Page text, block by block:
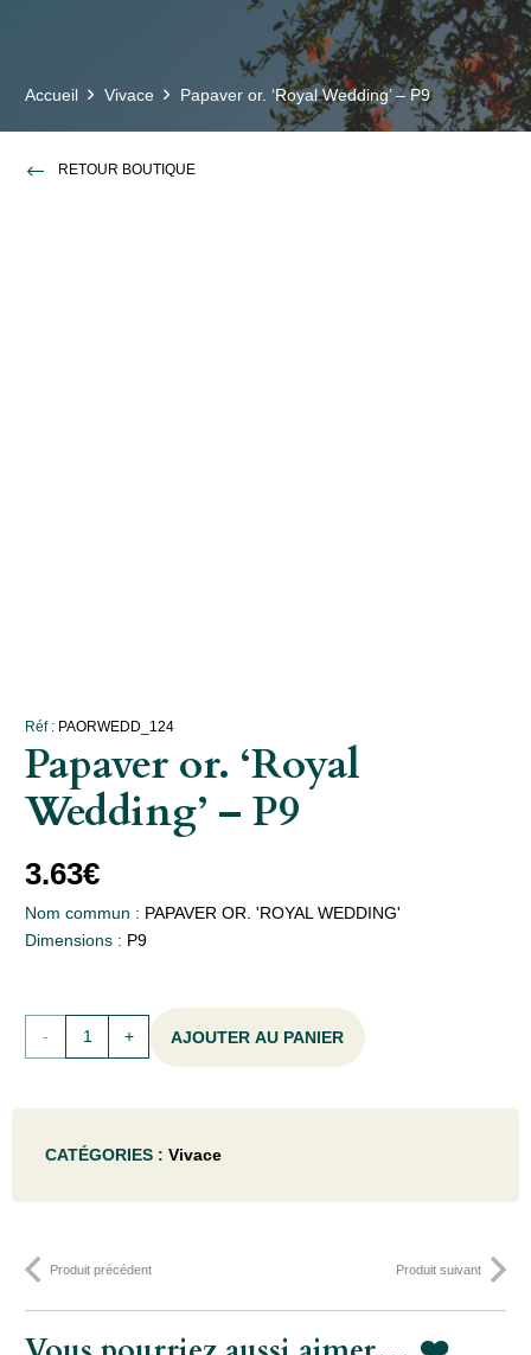
Accueil Vivace Papaver or. ‘Royal Wedding’ – P9
RETOUR BOUTIQUE
Réf : PAORWEDD_124
Papaver or. ‘Royal
Wedding’ – P9
3.63€
Nom commun : PAPAVER OR. 'ROYAL WEDDING'
Dimensions : P9
quantité
or.
'Royal
- P9
AJOUTER AU PANIER
CATÉGORIES : Vivace
Produit précédent Produit suivant